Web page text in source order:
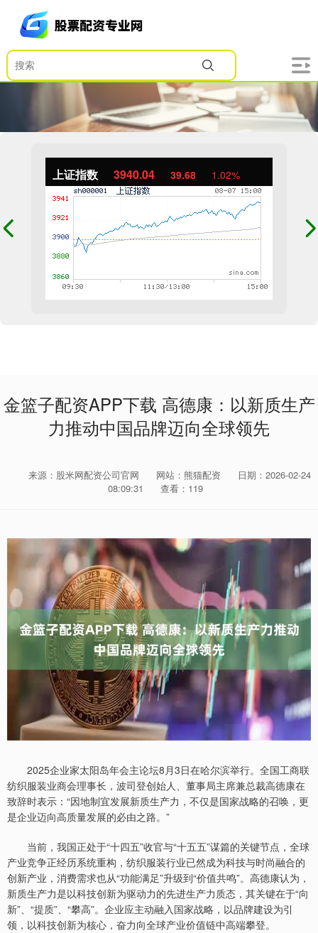
上证指数 3940.04 39.68 1.02%
金篮子配资APP下载 高德康：以新质生产
力推动中国品牌迈向全球领先
来源：股米网配资公司官网 网站：熊猫配资
日期：2026-02-24
08:09:31
查看：119
2025企业家太阳岛年会主论坛8月3日在哈尔滨举行。全国工商联
纺织服装业商会理事长，波司登创始人、董事局主席兼总裁高德康在
致辞时表示：“因地制宜发展新质生产力，不仅是国家战略的召唤，更
是企业迈向高质量发展的必由之路。”
当前，我国正处于“十四五”收官与“十五五”谋篇的关键节点，全球
产业竞争正经历系统重构，纺织服装行业已然成为科技与时尚融合的
创新产业，消费需求也从“功能满足”升级到“价值共鸣”。高德康认为，
新质生产力是以科技创新为驱动力的先进生产力质态，其关键在于“向
新”、“提质”、“攀高”。企业应主动融入国家战略，以品牌建设为引
领，以科技创新为核心，奋力向全球产业价值链中高端攀登。